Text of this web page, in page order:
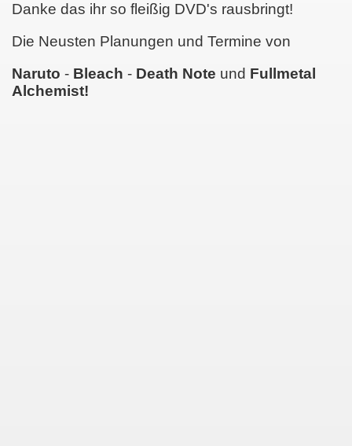
Danke das ihr so fleißig DVD's rausbringt!
Die Neusten Planungen und Termine von
Naruto - Bleach - Death Note und Fullmetal
Alchemist!